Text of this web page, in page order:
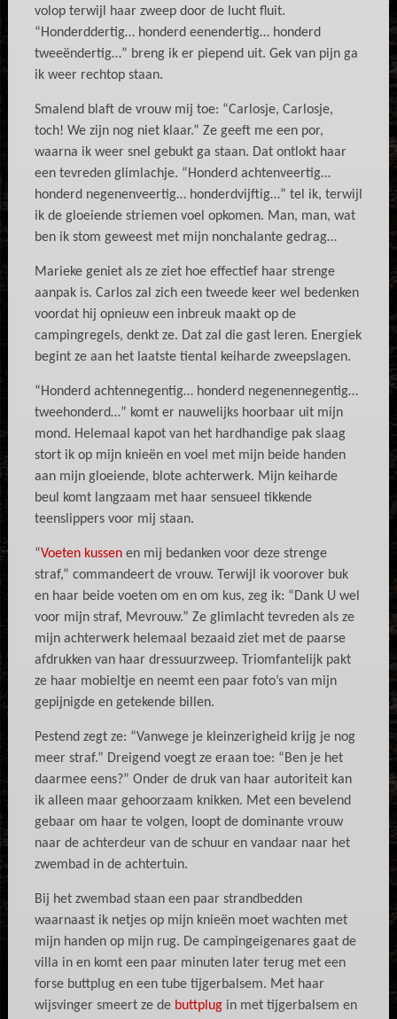
volop terwijl haar zweep door de lucht fluit.
“Honderddertig… honderd eenendertig… honderd
tweeëndertig…” breng ik er piepend uit. Gek van pijn ga
ik weer rechtop staan.
Smalend blaft de vrouw mij toe: “Carlosje, Carlosje,
toch! We zijn nog niet klaar.” Ze geeft me een por,
waarna ik weer snel gebukt ga staan. Dat ontlokt haar
een tevreden glimlachje. “Honderd achtenveertig…
honderd negenenveertig… honderdvijftig…” tel ik, terwijl
ik de gloeiende striemen voel opkomen. Man, man, wat
ben ik stom geweest met mijn nonchalante gedrag…
Marieke geniet als ze ziet hoe effectief haar strenge
aanpak is. Carlos zal zich een tweede keer wel bedenken
voordat hij opnieuw een inbreuk maakt op de
campingregels, denkt ze. Dat zal die gast leren. Energiek
begint ze aan het laatste tiental keiharde zweepslagen.
“Honderd achtennegentig… honderd negenennegentig…
tweehonderd…” komt er nauwelijks hoorbaar uit mijn
mond. Helemaal kapot van het hardhandige pak slaag
stort ik op mijn knieën en voel met mijn beide handen
aan mijn gloeiende, blote achterwerk. Mijn keiharde
beul komt langzaam met haar sensueel tikkende
teenslippers voor mij staan.
“Voeten kussenen mij bedanken voor deze strenge
straf,” commandeert de vrouw. Terwijl ik voorover buk
en haar beide voeten om en om kus, zeg ik: “Dank U wel
voor mijn straf, Mevrouw.” Ze glimlacht tevreden als ze
mijn achterwerk helemaal bezaaid ziet met de paarse
afdrukken van haar dressuurzweep. Triomfantelijk pakt
ze haar mobieltje en neemt een paar foto’s van mijn
gepijnigde en getekende billen.
Pestend zegt ze: “Vanwege je kleinzerigheid krijg je nog
meer straf.” Dreigend voegt ze eraan toe: “Ben je het
daarmee eens?” Onder de druk van haar autoriteit kan
ik alleen maar gehoorzaam knikken. Met een bevelend
gebaar om haar te volgen, loopt de dominante vrouw
naar de achterdeur van de schuur en vandaar naar het
zwembad in de achtertuin.
Bij het zwembad staan een paar strandbedden
waarnaast ik netjes op mijn knieën moet wachten met
mijn handen op mijn rug. De campingeigenares gaat de
villa in en komt een paar minuten later terug met een
forse buttplug en een tube tijgerbalsem. Met haar
wijsvinger smeert ze de buttplugin met tijgerbalsem en